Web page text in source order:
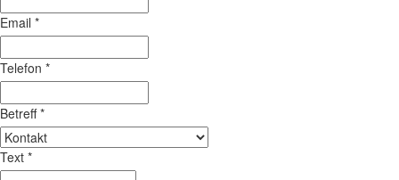
Email *
Telefon *
Betreff*
Text *